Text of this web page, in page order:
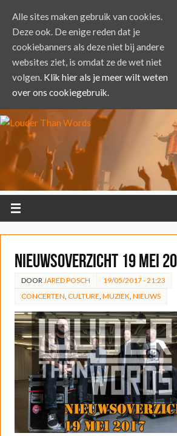
Nieuwsoverzicht 19 mei
DOOR JARED POSCH
19/05/2017 - 21:23
CONCERTEN CULTURE MUZIEK NIEUWS
Alle sites maken gebruik van cookies.
Deze ook. De enige reden dat je
cookiebanners als deze niet bij andere
websites ziet, is omdat ze de wet niet
volgen. Klik hier als je meer wilt weten
over ons cookiegebruik.